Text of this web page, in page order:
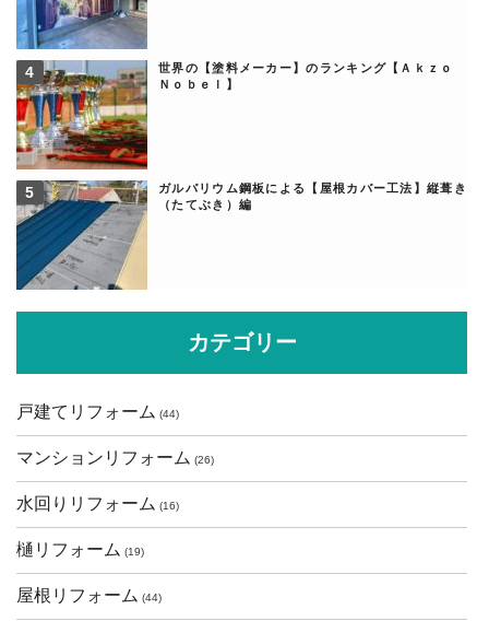
世界の【塗料メーカー】のランキング【Ａｋｚｏ
Ｎｏｂｅｌ】
ガルバリウム鋼板による【屋根カバー工法】縦葺き
（たてぶき）編
カテゴリー
戸建てリフォーム (44)
マンションリフォーム (26)
水回りリフォーム (16)
樋リフォーム (19)
屋根リフォーム (44)